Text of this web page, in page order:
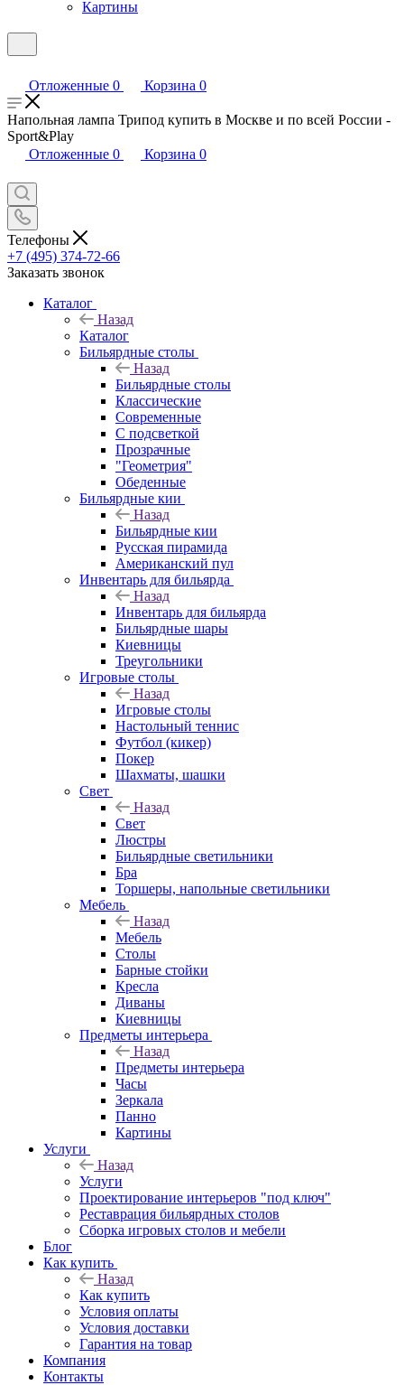
Картины
Отложенные 0 Корзина 0
Напольная лампа Трипод купить в Москве и по всей России -
Sport&Play
Отложенные 0 Корзина 0
Телефоны
+7 (495) 374-72-66
Заказать звонок
Каталог
Назад
Каталог
Бильярдные столы
Назад
Бильярдные столы
Классические
Современные
С подсветкой
Прозрачные
"Геометрия"
Обеденные
Бильярдные кии
Назад
Бильярдные кии
Русская пирамида
Американский пул
Инвентарь для бильярда
Назад
Инвентарь для бильярда
Бильярдные шары
Киевницы
Треугольники
Игровые столы
Назад
Игровые столы
Настольный теннис
Футбол (кикер)
Покер
Шахматы, шашки
Свет
Назад
Свет
Люстры
Бильярдные светильники
Бра
Торшеры, напольные светильники
Мебель
Назад
Мебель
Столы
Барные стойки
Кресла
Диваны
Киевницы
Предметы интерьера
Назад
Предметы интерьера
Часы
Зеркала
Панно
Картины
Услуги
Назад
Услуги
Проектирование интерьеров "под ключ"
Реставрация бильярдных столов
Сборка игровых столов и мебели
Блог
Как купить
Назад
Как купить
Условия оплаты
Условия доставки
Гарантия на товар
Компания
Контакты